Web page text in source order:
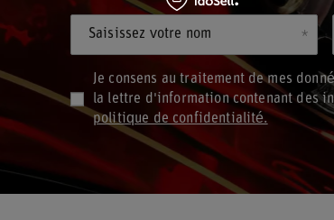
Saisissez votre nom
Je consens au traitement de mes
la lettre d'information contenant des
politique de confidentialité.